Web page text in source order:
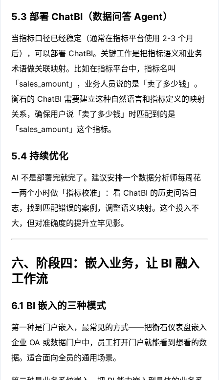
5.3 部署 ChatBI（数据问答 Agent）
当指标口径已经稳定（通常在指标平台使用 2-3 个月
后），可以部署 ChatBI。关键工作是把指标语义和业务
术语做关联映射。比如在指标平台中，指标名叫
「sales_amount」，业务人员说的是「卖了多少钱」。
衡石的 ChatBI 需要建立这种自然语言和指标定义的映射
关系，确保用户说「卖了多少钱」时匹配到的是
「sales_amount」这个指标。
5.4 持续优化
AI 不是部署完就完了。建议安排一个数据分析师每周花
一两个小时做「指标校准」：看 ChatBI 的历史问答日
志，找到匹配错误的案例，调整语义映射。这个投入不
大，但对准确度的提升立竿见影。
六、阶段四：嵌入业务，让 BI 融入
工作流
6.1 BI 嵌入的三种模式
第一种是门户嵌入，最常见的方式——把衡石仪表盘嵌入
企业 OA 或数据门户中，员工打开门户就能看到想看的数
据。适合面向全员的通用场景。